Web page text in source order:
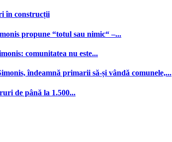
în construcții
propune “totul sau nimic“ –...
comunitatea nu este...
îndeamnă primarii să-și vândă comunele,...
de până la 1.500...